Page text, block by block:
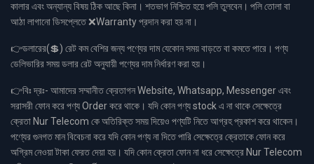
কালার এবং অন্যান্য বিষয় ঠিক আছে কিনা। শতভাগ নিশ্চিত হয়ে পলি তুলবেন। পলি তোলা বা
আঠা লাগানো ডিসপ্লেতে ❌Warranty প্রদান করা হয় না।
👉ডলারের(💲) রেট কম বেশির জন্য পণ্যের দাম যেকোন সময় বাড়তে বা কমতে পারে। পণ্য
ডেলিভারির সময় ডলার রেট অনুযায়ী পণ্যের দাম নির্ধারণ করা হয়।
👉বিঃ দ্রঃ- আমাদের সম্মানীত ক্রেতাগন Website, Whatsapp, Messenger এবং
সরাসরী ফোন করে পণ্য Order করে থাকে। যদি কোন পণ্য stock এ না থাকে সেক্ষেত্রে
ক্রেতা Nur Telecom কে অতিরিক্ত সময় দিয়েও পণ্যটি নিতে আগ্রহ প্রকাশ করে থাকেন।
পণ্যের গুনগত মান বিবেচনা করে যদি কোন পণ্য না দিতে পারি সেক্ষেত্রে ক্রেতাকে ফোন করে
অগ্রিম নেওয়া টাকা ফেরত দেয়া হয়। যদি কোন ক্রেতা ফোন না ধরে সেক্ষেত্রে Nur Telecom